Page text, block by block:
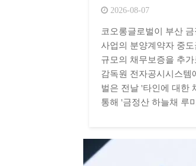
2026-08-07
코오롱글로벌이 부산
사업의 분양계약자 중
규모의 채무보증을 추
감독원 전자공시시스템
벌은 전날 '타인에 대한
통해 '금정산 하늘채 루